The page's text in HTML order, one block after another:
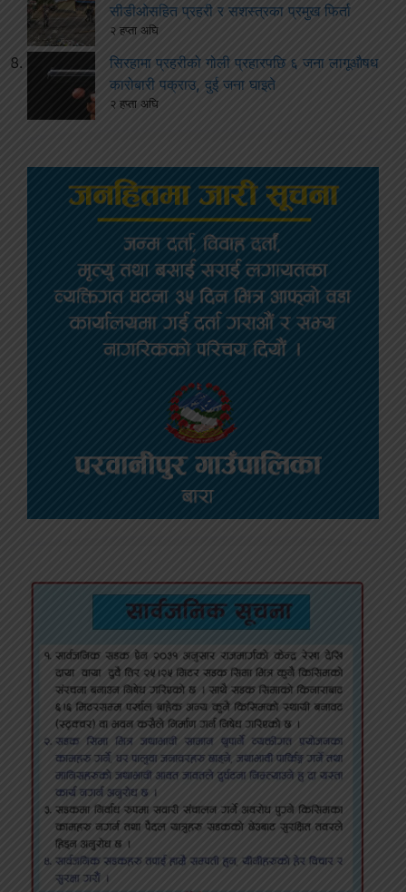
सीडीओसहित प्रहरी र सशस्त्रका प्रमुख फिर्ता
२ हप्ता अघि
सिरहामा प्रहरीको गोली प्रहारपछि ६ जना लागूऔषध
कारोबारी पक्राउ, दुई जना घाइते
२ हप्ता अघि